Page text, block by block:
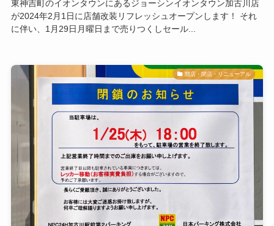
東神吉町のイオンタウンにあるジョーシンイオンタウン加古川店
が2024年2月1日に店舗改装リフレッシュオープンします！ それ
に伴い、1月29日月曜日まで売りつくしセール...
開店・閉店・リニューアル